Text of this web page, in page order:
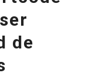
de